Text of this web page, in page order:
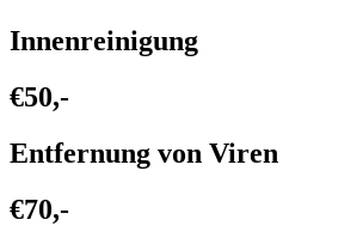
Innenreinigung
€50,-
Entfernung von Viren
€70,-